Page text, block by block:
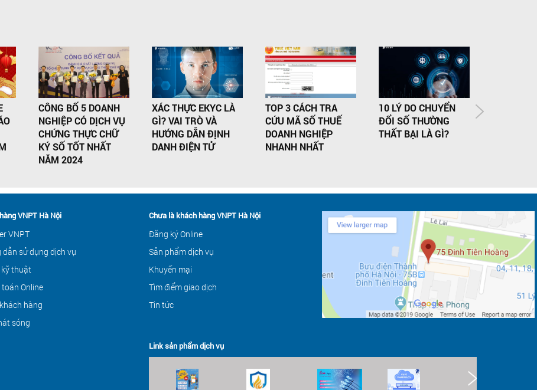
CÔNG BỐ 5 DOANH
NGHIỆP CÓ DỊCH VỤ
CHỨNG THỰC CHỮ
KÝ SỐ TỐT NHẤT
NĂM 2024
XÁC THỰC EKYC LÀ
GÌ? VAI TRÒ VÀ
HƯỚNG DẪN ĐỊNH
DANH ĐIỆN TỬ
TOP 3 CÁCH TRA
CỨU MÃ SỐ THUẾ
DOANH NGHIỆP
NHANH NHẤT
10 LÝ DO CHUYỂN
ĐỔI SỐ THƯỜNG
THẤT BẠI LÀ GÌ?
VNPT Hà Nội
VNPT
dẫn sử dụng dịch vụ
thuật
Online
hàng
sóng
Chưa là khách hàng VNPT Hà Nội
Đăng ký Online
Sản phẩm dịch vụ
Khuyến mại
Tìm điểm giao dịch
Tin tức
Link sản phẩm dịch vụ